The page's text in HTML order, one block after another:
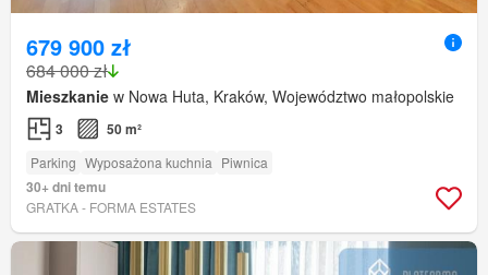
679 900 zł
684 000 zł
Mieszkanie w Nowa Huta, Kraków, Województwo małopolskie
3 50 m²
Parking Wyposażona kuchnia Piwnica
30+ dni temu
GRATKA - FORMA ESTATES